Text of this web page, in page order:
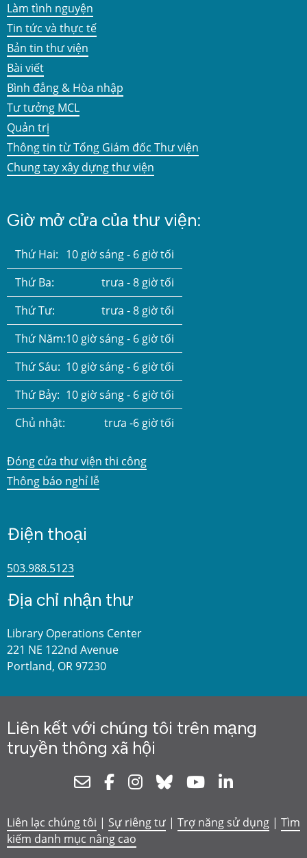
Làm tình nguyện
Tin tức và thực tế
Bản tin thư viện
Bài viết
Bình đẳng & Hòa nhập
Tư tưởng MCL
Quản trị
Thông tin từ Tổng Giám đốc Thư viện
Chung tay xây dựng thư viện
Giờ mở cửa của thư viện:
Thứ Hai: 10 giờ sáng - 6 giờ tối
Thứ Ba:
trưa - 8 giờ tối
Thứ Tư:
trưa - 8 giờ tối
Thứ Năm:10 giờ sáng - 6 giờ tối
Thứ Sáu: 10 giờ sáng - 6 giờ tối
Thứ Bảy: 10 giờ sáng - 6 giờ tối
Chủ nhật:
trưa -6 giờ tối
Đóng cửa thư viện thi công
Thông báo nghỉ lễ
Điện thoại
503.988.5123
Địa chỉ nhận thư
Library Operations Center
221 NE 122nd Avenue
Portland, OR 97230
Liên kết với chúng tôi trên mạng
truyền thông xã hội
NewsletterFacebookInstagram
Bluesky Youtube
Liên lạc chúng tôi | Sự riêng tư | Trợ năng sử dụng | Tìm
kiếm danh mục nâng cao